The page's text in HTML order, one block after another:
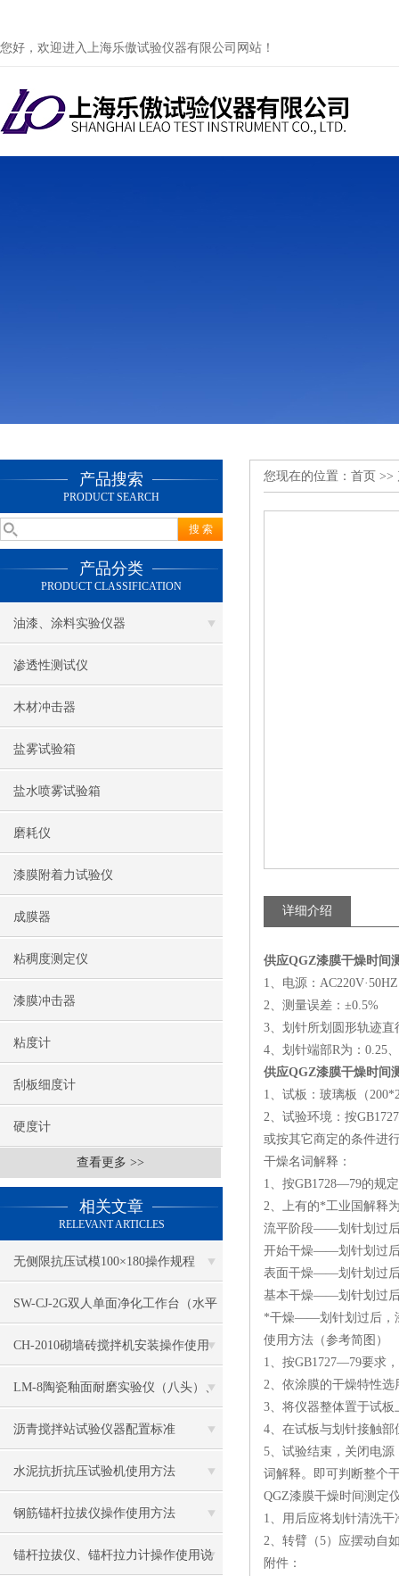
您好，欢迎进入上海乐傲试验仪器有限公司网站！
产品搜索
PRODUCT SEARCH
产品分类
PRODUCT CLASSIFICATION
油漆、涂料实验仪器
渗透性测试仪
木材冲击器
盐雾试验箱
盐水喷雾试验箱
磨耗仪
漆膜附着力试验仪
成膜器
粘稠度测定仪
漆膜冲击器
粘度计
刮板细度计
硬度计
查看更多 >>
相关文章
RELEVANT ARTICLES
无侧限抗压试模100×180操作规程
SW-CJ-2G双人单面净化工作台（水平
送风）
CH-2010砌墙砖搅拌机安装操作使用
LM-8陶瓷釉面耐磨实验仪（八头）、
釉面耐磨仪结构及工作原理
沥青搅拌站试验仪器配置标准
水泥抗折抗压试验机使用方法
钢筋锚杆拉拔仪操作使用方法
锚杆拉拔仪、锚杆拉力计操作使用说
您现在的位置： 首页 >>
详细介绍
供应QGZ漆膜干燥时间
1、电源：AC220V·50HZ
2、测量误差：±0.5%
3、划针所划圆形轨迹直
4、划针端部R为：0.25
供应QGZ漆膜干燥时间
1、试板：玻璃板（
2、试验环境：按
或按其它商定的条件进
干燥名词解释：
1、按GB1728—79的规
2、上有的*工业国解释
流平阶段——划针划过
开始干燥——划针划过后
表面干燥——划针划过
基本干燥——划针划过
*干燥——划针划过后，
使用方法（参考简图）
1、按GB1727—79要求
2、依涂膜的干燥特性
3、将仪器整体置于试
4、在试板与划针接触
5、试验结束，关闭电
词解释。即可判断整个
QGZ漆膜干燥时间测定
1、用后应将划针清洗
2、转臂（5）应摆动自
附件：